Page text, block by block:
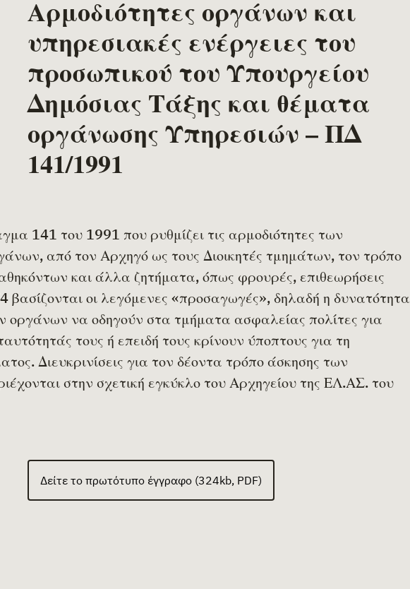
Αρμοδιότητες οργάνων και
υπηρεσιακές ενέργειες του
προσωπικού του Υπουργείου
Δημόσιας Τάξης και θέματα
οργάνωσης Υπηρεσιών – ΠΔ
141/1991
141 του 1991 που ρυθμίζει τις αρμοδιότητες των
από τον Αρχηγό ως τους Διοικητές τμημάτων, τον τρόπο
και άλλα ζητήματα, όπως φρουρές, επιθεωρήσεις
βασίζονται οι λεγόμενες «προσαγωγές», δηλαδή η δυνατότητα
οργάνων να οδηγούν στα τμήματα ασφαλείας πολίτες για
τους ή επειδή τους κρίνουν ύποπτους για τη
Διευκρινίσεις για τον δέοντα τρόπο άσκησης των
στην σχετική εγκύκλο του Αρχηγείου της ΕΛ.ΑΣ. του
Δείτε το πρωτότυπο έγγραφο (324kb, PDF)